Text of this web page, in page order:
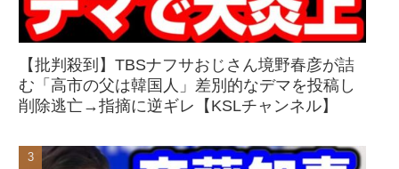
【批判殺到】TBSナフサおじさん境野春彦が詰
む「高市の父は韓国人」差別的なデマを投稿し
削除逃亡→指摘に逆ギレ【KSLチャンネル】